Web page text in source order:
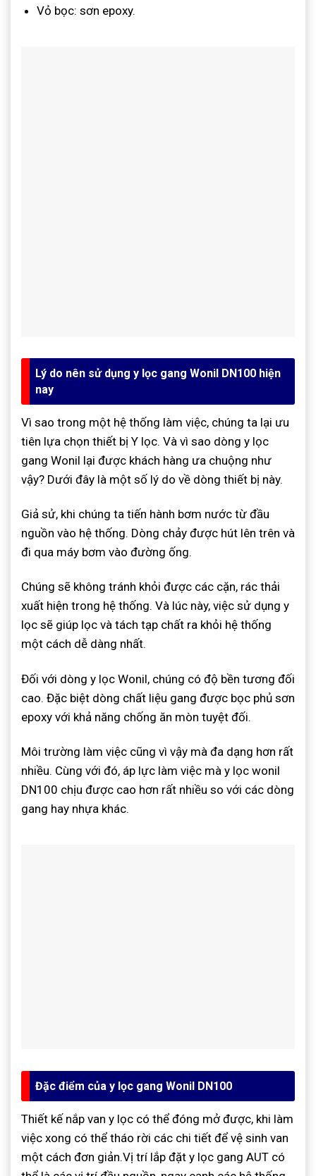
Vỏ bọc: sơn epoxy.
Lý do nên sử dụng y lọc gang Wonil DN100 hiện
nay
Vì sao trong một hệ thống làm việc, chúng ta lại ưu
tiên lựa chọn thiết bị Y lọc. Và vì sao dòng y lọc
gang Wonil lại được khách hàng ưa chuộng như
vậy? Dưới đây là một số lý do về dòng thiết bị này.
Giả sử, khi chúng ta tiến hành bơm nước từ đầu
nguồn vào hệ thống. Dòng chảy được hút lên trên và
đi qua máy bơm vào đường ống.
Chúng sẽ không tránh khỏi được các cặn, rác thải
xuất hiện trong hệ thống. Và lúc này, việc sử dụng y
lọc sẽ giúp lọc và tách tạp chất ra khỏi hệ thống
một cách dễ dàng nhất.
Đối với dòng y lọc Wonil, chúng có độ bền tương đối
cao. Đặc biệt dòng chất liệu gang được bọc phủ sơn
epoxy với khả năng chống ăn mòn tuyệt đối.
Môi trường làm việc cũng vì vậy mà đa dạng hơn rất
nhiều. Cùng với đó, áp lực làm việc mà y lọc wonil
DN100 chịu được cao hơn rất nhiều so với các dòng
gang hay nhựa khác.
Đặc điểm của y lọc gang Wonil DN100
Thiết kế nắp van y lọc có thể đóng mở được, khi làm
việc xong có thể tháo rời các chi tiết để vệ sinh van
một cách đơn giản.Vị trí lắp đặt y lọc gang AUT có